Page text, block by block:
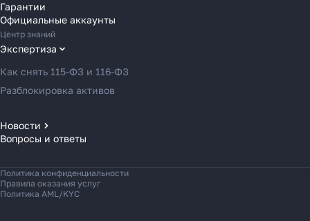
Переводы в Чехию
Переводы в Швейцарию
Переводы в Эстонию
Переводы в Азербайджан
Переводы в Армению
Переводы в Турцию
Переводы в Индию
Переводы в Казахстан
Переводы в Кыргызстан
Гарантии
Официальные аккаунты
Центр знаний
Экспертиза
Как снять 115-ФЗ и 116-ФЗ
Разблокировка активов
Новости
Новости MoneyPort
Новости рынка
Вопросы и ответы
Политика конфиденциальности
Правила оказания услуг
Политика AML/KYC